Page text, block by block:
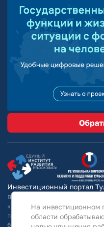
Инвестиционный портал
Вся информация на сайте носит
каких условиях не является
положениями Статьи 437
более подробной информации и
На инвестиционном
области